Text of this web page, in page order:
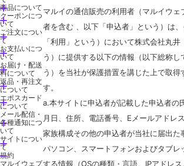
商品について
クーポンにつ
いて
ご注文につい
て
お支払いにつ
いて
お届け・配送
料について
返品・再注文
について
エポスカード
について
メール配信・
各種通知につ
いて
サイトについ
て
規約
マルイウェブ
マルイの通信販売の利用者（マルイウェ
者を含む 、以下「申込者」という）は
「利用」という）において株式会社丸
う）に提供する以下の情報（以下総称し
う）を当社が保護措置を講じた上で取得
す。
a.本サイトに申込者が記載した申込者の
月日、住所、電話番号、Eメールアドレ
家族構成その他の申込者が当社に届出た
パソコン、スマートフォンおよびタブレ
する情報（OSの種類・言語、IPアドレ